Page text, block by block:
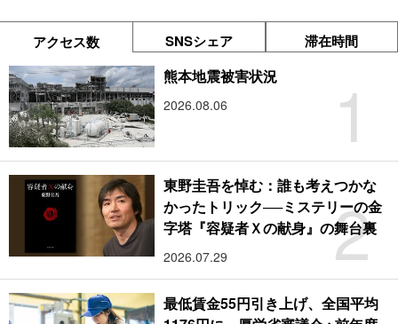
アクセス数 SNSシェア 滞在時間
1
熊本地震被害状況
2026.08.06
2
東野圭吾を悼む：誰も考えつかな
かったトリック──ミステリーの金
字塔『容疑者Ｘの献身』の舞台裏
2026.07.29
最低賃金55円引き上げ、全国平均